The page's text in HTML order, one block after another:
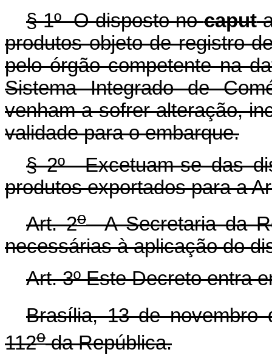
§ 1º O disposto nocaput
produtos objeto de registro
pelo órgão competente na
Sistema Integrado de
venham a sofrer alteração,
validade para o embarque.
§ 2º Excetuam-se das
produtos exportados para a
Art. 2oA Secretaria da
necessárias à aplicação do
Art. 3º Este Decreto entra
Brasília, 13 de novembro
112oda República.